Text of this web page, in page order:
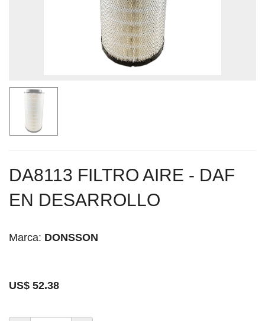
DA8113 FILTRO AIRE - DAF
EN DESARROLLO
Marca: DONSSON
US$ 52.38